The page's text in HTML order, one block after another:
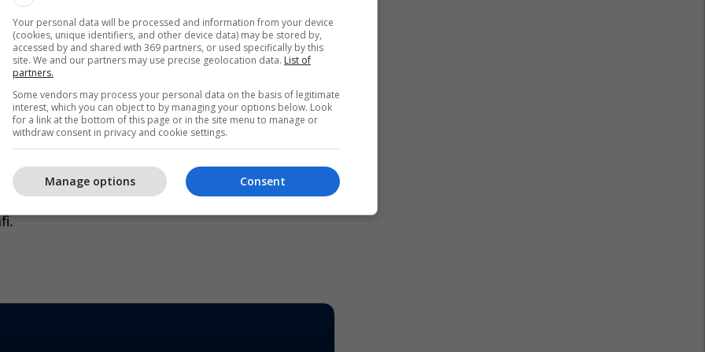
Organizatën Ndërkombëtare Detare për lirimin e
marinarëve të bllokuar;
e besimit në treg dhe në operacionet
e aleatëve për të mos lejuar që
kanaleve më të rëndësishme të transportit
në tregjet globale, raporton
Your personal data will be processed and information from your device
(cookies, unique identifiers, and other device data) may be stored by,
accessed by and shared with 369 partners, or used specifically by this
site. We and our partners may use precise geolocation data. List of
partners.
Some vendors may process your personal data on the basis of legitimate
interest, which you can object to by managing your options below. Look
for a link at the bottom of this page or in the site menu to manage or
withdraw consent in privacy and cookie settings.
Consent
Manage options